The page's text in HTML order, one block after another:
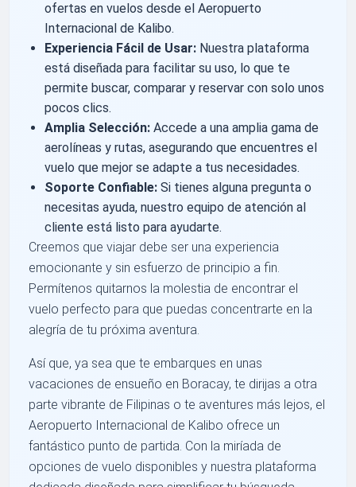
ofertas en vuelos desde el Aeropuerto
Internacional de Kalibo.
Experiencia Fácil de Usar: Nuestra plataforma
está diseñada para facilitar su uso, lo que te
permite buscar, comparar y reservar con solo unos
pocos clics.
Amplia Selección: Accede a una amplia gama de
aerolíneas y rutas, asegurando que encuentres el
vuelo que mejor se adapte a tus necesidades.
Soporte Confiable: Si tienes alguna pregunta o
necesitas ayuda, nuestro equipo de atención al
cliente está listo para ayudarte.
Creemos que viajar debe ser una experiencia
emocionante y sin esfuerzo de principio a fin.
Permítenos quitarnos la molestia de encontrar el
vuelo perfecto para que puedas concentrarte en la
alegría de tu próxima aventura.
Así que, ya sea que te embarques en unas
vacaciones de ensueño en Boracay, te dirijas a otra
parte vibrante de Filipinas o te aventures más lejos, el
Aeropuerto Internacional de Kalibo ofrece un
fantástico punto de partida. Con la miríada de
opciones de vuelo disponibles y nuestra plataforma